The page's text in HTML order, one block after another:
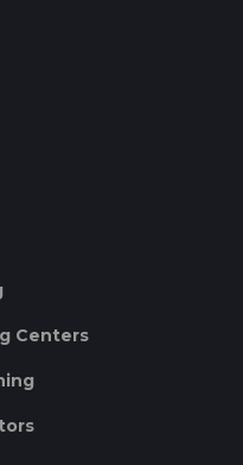
Centers